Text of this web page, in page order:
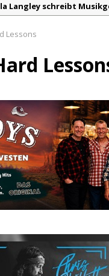
Langley schreibt
Travis veröffentlicht
für Euer Vertrauen:
Musgraves entführt
Pearce hinterfragt
Lessons